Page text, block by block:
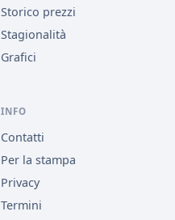
Storico prezzi
Stagionalità
Grafici
INFO
Contatti
Per la stampa
Privacy
Termini